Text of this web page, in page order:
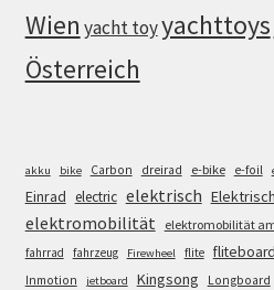
Wien yacht toyyachttoys
Österreich
akku bike Carbon dreirad e-bike e-foil
Einrad electric elektrisch
elektromobilität elektromobilität
fahrrad
fahrzeug Firewheel flite fliteboard
Inmotion jetboard Kingsong Longboard